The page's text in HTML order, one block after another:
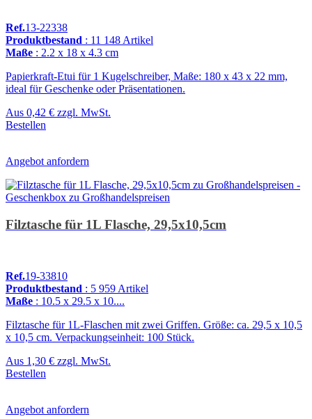
Ref.13-22338
Produktbestand : 11 148 Artikel
Maße : 2.2 x 18 x 4.3 cm
Papierkraft-Etui für 1 Kugelschreiber, Maße: 180 x 43 x 22 mm,
ideal für Geschenke oder Präsentationen.
Aus 0,42 € zzgl. MwSt.
Bestellen
Angebot anfordern
Filztasche für 1L Flasche, 29,5x10,5cm
Ref.19-33810
Produktbestand : 5 959 Artikel
Maße : 10.5 x 29.5 x 10....
Filztasche für 1L-Flaschen mit zwei Griffen. Größe: ca. 29,5 x 10,5
x 10,5 cm. Verpackungseinheit: 100 Stück.
Aus 1,30 € zzgl. MwSt.
Bestellen
Angebot anfordern